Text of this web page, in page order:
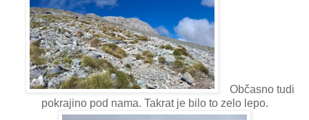
Občasno tudi
pokrajino pod nama. Takrat je bilo to zelo lepo.